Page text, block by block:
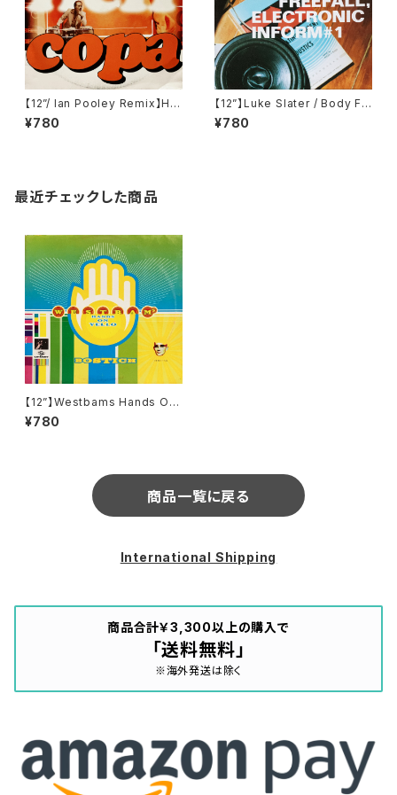
【12”/ Ian Pooley Remix】Hel
l / Copa (V2 Records) (VVR
5005516)
¥780
【12”】Luke Slater / Body Fr
eefall, Electronic Inform #1
(NovaMute) (12 NoMu 75)
¥780
最近チェックした商品
【12”】Westbams Hands On
Yello / Bostich (Urban) (85
1 357-1)
¥780
商品一覧に戻る
International Shipping
商品合計￥3,300以上の購入で
「送料無料」
※海外発送は除く